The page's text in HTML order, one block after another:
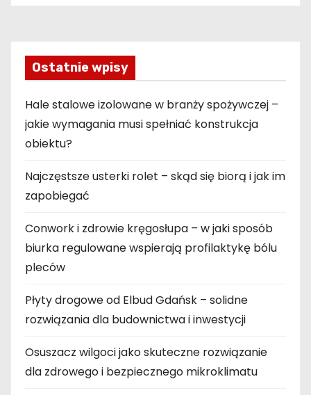
Ostatnie wpisy
Hale stalowe izolowane w branży spożywczej –
jakie wymagania musi spełniać konstrukcja
obiektu?
Najczęstsze usterki rolet – skąd się biorą i jak im
zapobiegać
Conwork i zdrowie kręgosłupa – w jaki sposób
biurka regulowane wspierają profilaktykę bólu
pleców
Płyty drogowe od Elbud Gdańsk – solidne
rozwiązania dla budownictwa i inwestycji
Osuszacz wilgoci jako skuteczne rozwiązanie
dla zdrowego i bezpiecznego mikroklimatu